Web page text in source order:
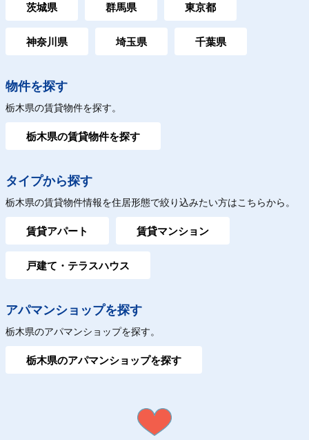
茨城県 群馬県 東京都
神奈川県 埼玉県 千葉県
物件を探す
栃木県の賃貸物件を探す。
栃木県の賃貸物件を探す
タイプから探す
栃木県の賃貸物件情報を住居形態で絞り込みたい方はこちらから。
賃貸アパート 賃貸マンション
戸建て・テラスハウス
アパマンショップを探す
栃木県のアパマンショップを探す。
栃木県のアパマンショップを探す